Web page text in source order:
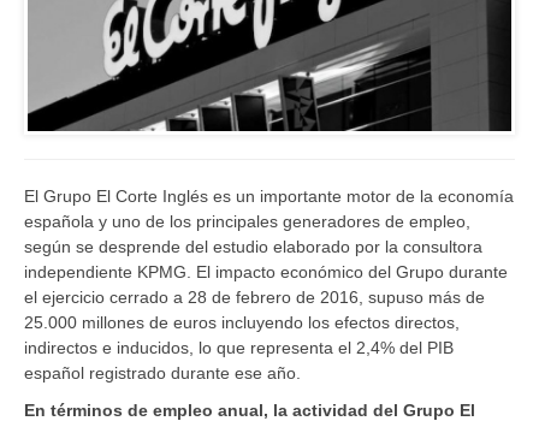
El Grupo El Corte Inglés es un importante motor de la economía
española y uno de los principales generadores de empleo,
según se desprende del estudio elaborado por la consultora
independiente KPMG. El impacto económico del Grupo durante
el ejercicio cerrado a 28 de febrero de 2016, supuso más de
25.000 millones de euros incluyendo los efectos directos,
indirectos e inducidos, lo que representa el 2,4% del PIB
español registrado durante ese año.
En términos de empleo anual, la actividad del Grupo El